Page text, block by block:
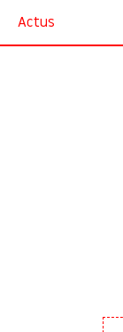
Actus